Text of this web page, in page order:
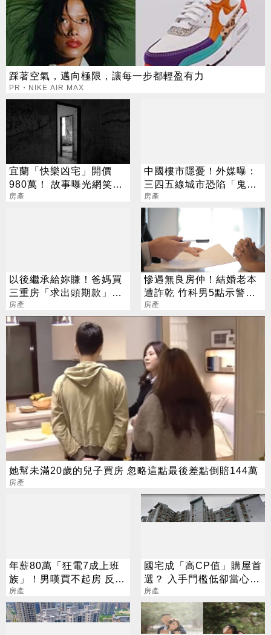
踩著空氣，邁向極限，讓每一步都輕盈有力
PR・NIKE AIR MAX
宜蘭「快樂凶宅」開價
980萬！ 故事曝光網笑：
很Chill
房產
中國樓市隱憂！外媒曝：
三四五線城市恐陷「鬼城
危機」
房產
以後繼承給妳賺！爸媽買
三重房「求出頭期款」網
搖頭：量力而為
房產
慘遇無良房仲！結婚老本
遭詐乾 竹科男5點示警：
錢別亂匯
房產
她幫未滿20歲的兒子買房 忽略這點最後差點倒賠144萬
房產
年薪80萬「狂電7成上班
族」！男嘆買不起房 反遭
網噴爆
房產
國宅成「高CP值」購屋首
選？ 入手門檻低卻當心2
大缺點
房產